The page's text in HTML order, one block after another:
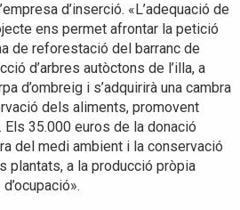
d’inserció. «L’adequació de
ens permet afrontar la petició
de reforestació del barranc de
d’arbres autòctons de l’illa, a
d’ombreig i s’adquirirà una cambra
dels aliments, promovent
Els 35.000 euros de la donació
del medi ambient i la conservació
plantats, a la producció pròpia